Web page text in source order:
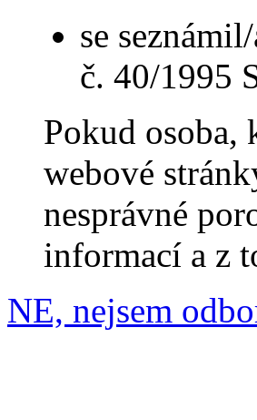
se
č. 40/1995
Pokud osoba,
webové
nesprávné
informací a z
NE, nejsem